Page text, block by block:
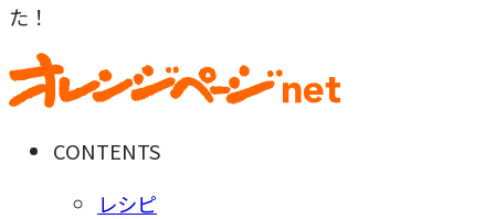
た！
CONTENTS
レシピ